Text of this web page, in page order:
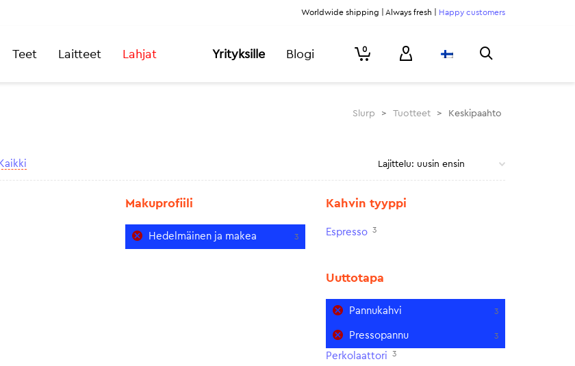
Worldwide shipping | Always fresh | Happy customers
Teet Laitteet Lahjat Yrityksille Blogi 0
Slurp > Tuotteet > Keskipaahto
Kaikki
Makuprofiili
Hedelmäinen ja makea 3
Kahvin tyyppi
Espresso 3
Uuttotapa
Pannukahvi 3
Pressopannu 3
Perkolaattori 3